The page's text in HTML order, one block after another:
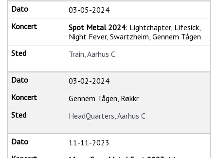
03-05-2024
Spot Metal 2024: Lightchapter, Lifesick,
Night Fever, Swartzheim, Gennem Tågen
Train, Aarhus C
03-02-2024
Gennem Tågen, Røkkr
HeadQuarters, Aarhus C
11-11-2023